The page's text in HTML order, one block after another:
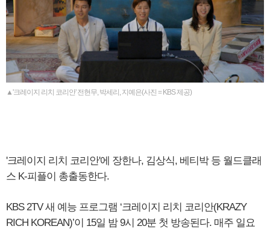
▲'크레이지 리치 코리안' 전현무, 박세리, 지예은(사진 = KBS 제공)
'크레이지 리치 코리안'에 장한나, 김상식, 베티박 등 월드클래
스 K-피플이 총출동한다.
KBS 2TV 새 예능 프로그램 ‘크레이지 리치 코리안(KRAZY
RICH KOREAN)’이 15일 밤 9시 20분 첫 방송된다. 매주 일요